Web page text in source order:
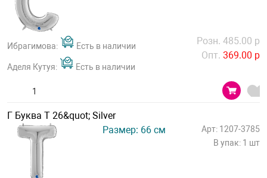
Ибрагимова: Есть в наличии
Аделя Кутуя: Есть в наличии
Розн. 485.00 р
Опт. 369.00 р
Г Буква Т 26&quot; Silver
Размер: 66 см
Арт: 1207-3785
В упак: 1 шт